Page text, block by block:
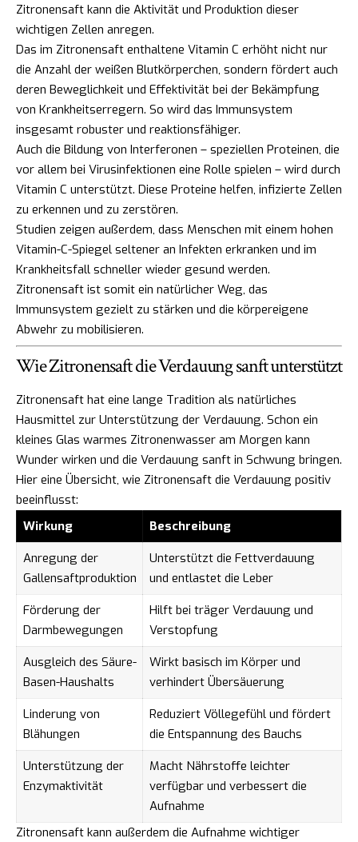
Zitronensaft kann die Aktivität und Produktion dieser
wichtigen Zellen anregen.
Das im Zitronensaft enthaltene Vitamin C erhöht nicht nur
die Anzahl der weißen Blutkörperchen, sondern fördert auch
deren Beweglichkeit und Effektivität bei der Bekämpfung
von Krankheitserregern. So wird das Immunsystem
insgesamt robuster und reaktionsfähiger.
Auch die Bildung von Interferonen – speziellen Proteinen, die
vor allem bei Virusinfektionen eine Rolle spielen – wird durch
Vitamin C unterstützt. Diese Proteine helfen, infizierte Zellen
zu erkennen und zu zerstören.
Studien zeigen außerdem, dass Menschen mit einem hohen
Vitamin-C-Spiegel seltener an Infekten erkranken und im
Krankheitsfall schneller wieder gesund werden.
Zitronensaft ist somit ein natürlicher Weg, das
Immunsystem gezielt zu stärken und die körpereigene
Abwehr zu mobilisieren.
Wie Zitronensaft die Verdauung sanft unterstützt
Zitronensaft hat eine lange Tradition als natürliches
Hausmittel zur Unterstützung der Verdauung. Schon ein
kleines Glas warmes Zitronenwasser am Morgen kann
Wunder wirken und die Verdauung sanft in Schwung bringen.
Hier eine Übersicht, wie Zitronensaft die Verdauung positiv
beeinflusst:
Wirkung
Beschreibung
Anregung der
Gallensaftproduktion
Unterstützt die Fettverdauung
und entlastet die Leber
Förderung der
Darmbewegungen
Hilft bei träger Verdauung und
Verstopfung
Ausgleich des Säure-
Basen-Haushalts
Wirkt basisch im Körper und
verhindert Übersäuerung
Linderung von
Blähungen
Reduziert Völlegefühl und fördert
die Entspannung des Bauchs
Unterstützung der
Enzymaktivität
Macht Nährstoffe leichter
verfügbar und verbessert die
Aufnahme
Zitronensaft kann außerdem die Aufnahme wichtiger